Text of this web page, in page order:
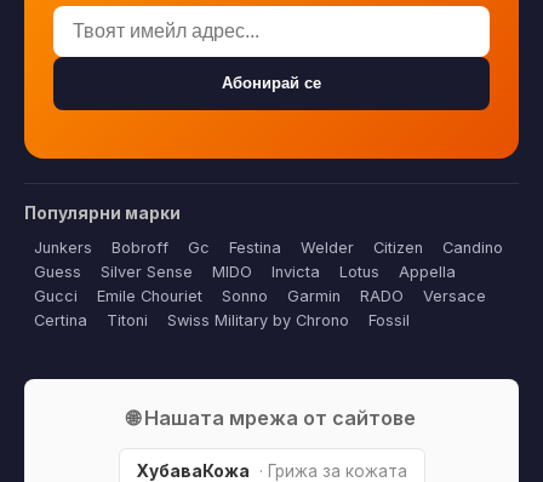
Абонирай се
Популярни марки
Junkers Bobroff Gc Festina Welder Citizen
Candino
Guess
Silver Sense MIDO Invicta Lotus
Appella
Gucci
Emile Chouriet Sonno Garmin RADO
Versace
Certina
Titoni Swiss Military by Chrono Fossil
🌐 Нашата мрежа от сайтове
ХубаваКожа · Грижа за кожата